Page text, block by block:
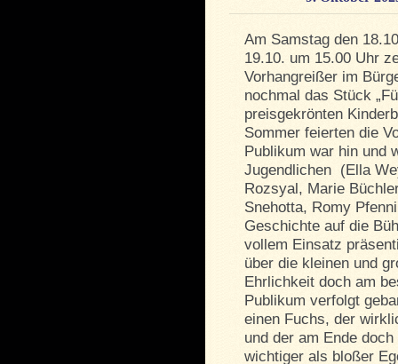
Am Samstag den
19.10. um 15.00 Uhr
Vorhangreißer im
nochmal das Stück
preisgekrönten
Sommer feierten die
Publikum war hin und
Jugendlichen (Ella
Rozsyal, Marie
Snehotta, Romy
Geschichte auf die
vollem Einsatz
über die kleinen und
Ehrlichkeit doch am
Publikum verfolgt
einen Fuchs, der
und der am Ende
wichtiger als bloßer